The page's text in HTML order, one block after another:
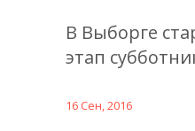
В Выборге
этап
16 Сен, 2016